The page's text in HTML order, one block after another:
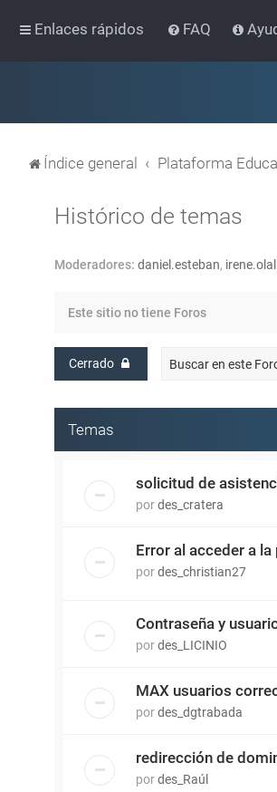
Enlaces rápidos FAQ
Índice general Plataforma
Histórico de temas
Moderadores: daniel.esteban,
Este sitio no tiene Foros
Cerrado
Temas
solicitud de
pordes_cratera
Error al acceder a
pordes_christian27
Contraseña y
pordes_LICINIO
MAX usuarios
pordes_dgtrabada
redirección de
pordes_Raúl